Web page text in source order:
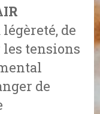
de
tensions
de